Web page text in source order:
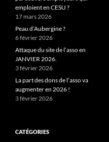
emploient en CESU ?
17 mars 2026
Peau d’Aubergine ?
6 février 2026
Attaque du site de l’asso en
JANVIER 2026.
3 février 2026
La part des dons de l’asso va
augmenter en 2026 !
3 février 2026
CATÉGORIES